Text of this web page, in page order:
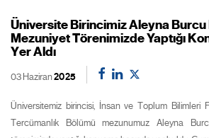
Üniversite Birincimiz Aleyna Burcu
Mezuniyet Törenimizde Yaptığı
Yer Aldı
03 Haziran2025
Üniversitemiz birincisi, İnsan ve Toplum Bilimleri
Tercümanlık Bölümü mezunumuz Aleyna